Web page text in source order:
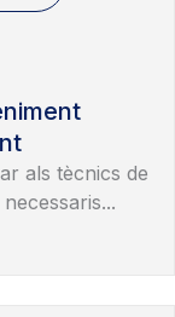
als tècnics de